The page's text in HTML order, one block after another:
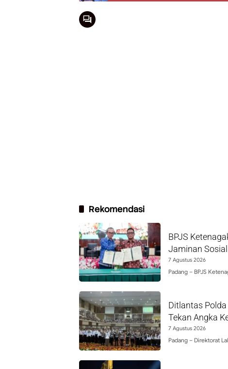
Rekomendasi
BPJS
Jaminan
7 Agustus 2026
Padang – BPJS
Ditlantas
Tekan Angka
7 Agustus 2026
Padang – Direktorat